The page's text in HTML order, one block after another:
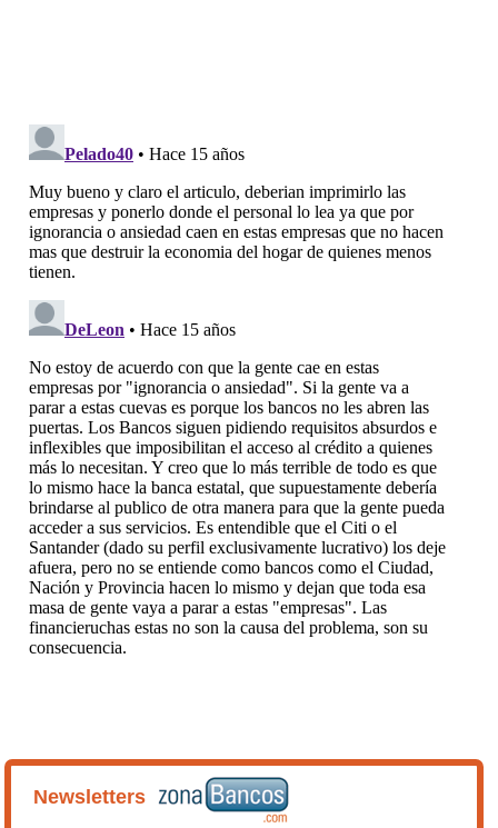
Newsletters